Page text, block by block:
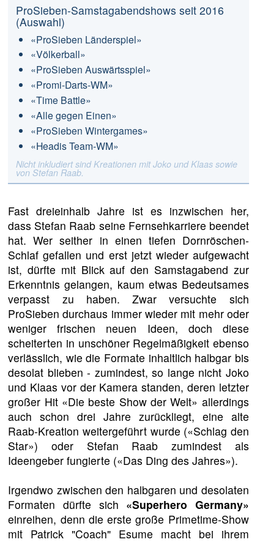
ProSieben-Samstagabendshows seit 2016
(Auswahl)
«ProSieben Länderspiel»
«Völkerball»
«ProSieben Auswärtsspiel»
«Promi-Darts-WM»
«Time Battle»
«Alle gegen Einen»
«ProSieben Wintergames»
«Headis Team-WM»
Nicht inkludiert sind Kreationen mit Joko und Klaas sowie
von Stefan Raab.
Fast dreieinhalb Jahre ist es inzwischen her,
dass Stefan Raab seine Fernsehkarriere beendet
hat. Wer seither in einen tiefen Dornröschen-
Schlaf gefallen und erst jetzt wieder aufgewacht
ist, dürfte mit Blick auf den Samstagabend zur
Erkenntnis gelangen, kaum etwas Bedeutsames
verpasst zu haben. Zwar versuchte sich
ProSieben durchaus immer wieder mit mehr oder
weniger frischen neuen Ideen, doch diese
scheiterten in unschöner Regelmäßigkeit ebenso
verlässlich, wie die Formate inhaltlich halbgar bis
desolat blieben - zumindest, so lange nicht Joko
und Klaas vor der Kamera standen, deren letzter
großer Hit «Die beste Show der Welt» allerdings
auch schon drei Jahre zurückliegt, eine alte
Raab-Kreation weitergeführt wurde («Schlag den
Star») oder Stefan Raab zumindest als
Ideengeber fungierte («Das Ding des Jahres»).
Irgendwo zwischen den halbgaren und desolaten
Formaten dürfte sich «Superhero Germany»
einreihen, denn die erste große Primetime-Show
mit Patrick "Coach" Esume macht bei ihrem